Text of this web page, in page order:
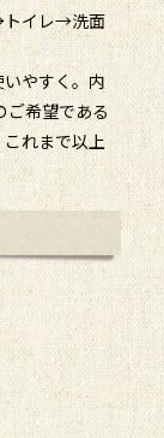
トイレ→洗面
やすく。内
ご希望である
れまで以上